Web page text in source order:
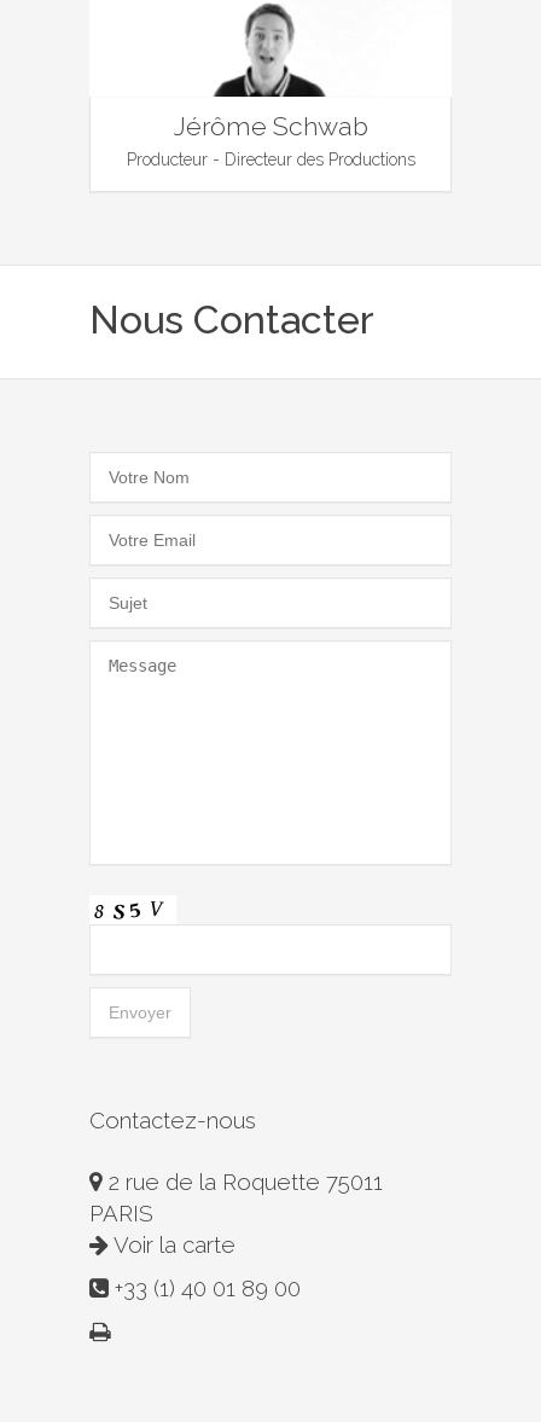
Jérôme Schwab
Producteur - Directeur des Productions
Nous Contacter
Contactez-nous
2 rue de la Roquette 75011
PARIS
Voir la carte
+33 (1) 40 01 89 00